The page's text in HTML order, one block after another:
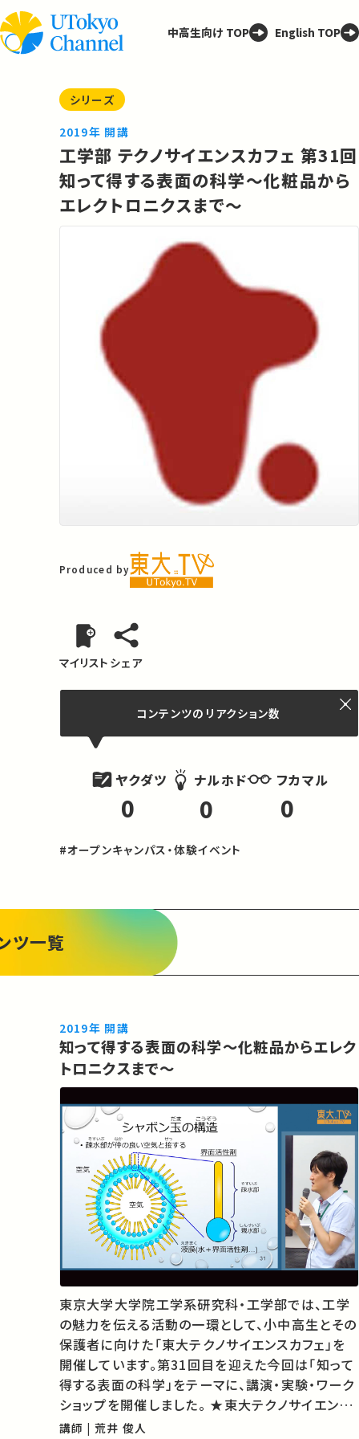
中高生向け TOP English TOP
シリーズ
2019年 開講
工学部 テクノサイエンスカフェ 第31回
知って得する表面の科学～化粧品から
エレクトロニクスまで～
Produced by
マイリスト シェア
コンテンツの リアクション数
ヤクダツ
0
ナルホド
0
フカマル
0
#オープンキャンパス・体験イベント
ツ一覧
2019年 開講
知って得する表面の科学～化粧品からエレク
トロニクスまで～
東京大学大学院工学系研究科・工学部では、工学
の魅力を伝える活動の一環として、小中高生とその
保護者に向けた「東大テクノサイエンスカフェ」を
開催しています。第31回目を迎えた今回は「知って
得する表面の科学」をテーマに、講演・実験・ワーク
ショップを開催しました。 ★東大テクノサイエンス
カフェ http://www.t.u-
講師 | 荒井 俊人